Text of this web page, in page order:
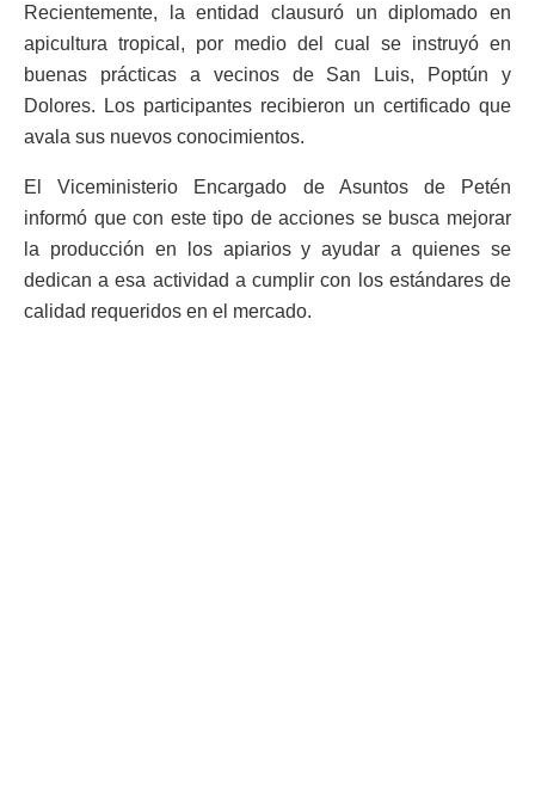
Recientemente, la entidad clausuró un diplomado en
apicultura tropical, por medio del cual se instruyó en
buenas prácticas a vecinos de San Luis, Poptún y
Dolores. Los participantes recibieron un certificado que
avala sus nuevos conocimientos.
El Viceministerio Encargado de Asuntos de Petén
informó que con este tipo de acciones se busca mejorar
la producción en los apiarios y ayudar a quienes se
dedican a esa actividad a cumplir con los estándares de
calidad requeridos en el mercado.